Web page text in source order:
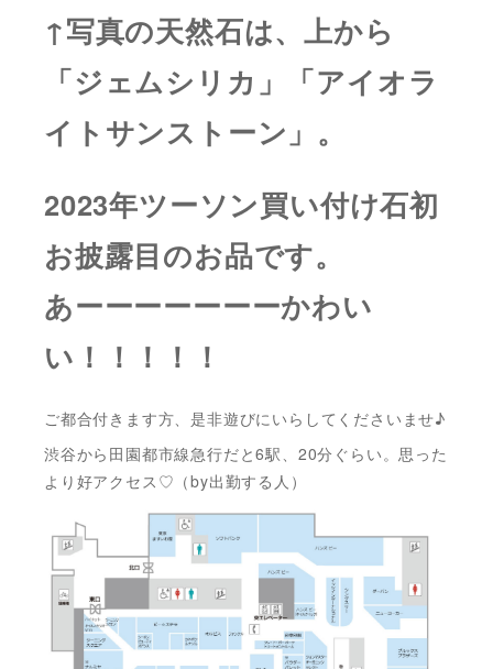
↑写真の天然石は、上から
「ジェムシリカ」「アイオラ
イトサンストーン」。
2023年ツーソン買い付け石初
お披露目のお品です。
あーーーーーーーかわい
い！！！！！
ご都合付きます方、是非遊びにいらしてくださいませ♪
渋谷から田園都市線急行だと6駅、20分ぐらい。思った
より好アクセス♡（by出勤する人）